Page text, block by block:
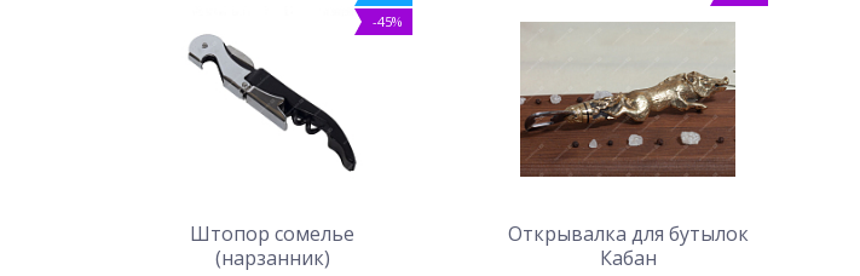
-45%
Штопор сомелье
(нарзанник)
Открывалка для бутылок
Кабан